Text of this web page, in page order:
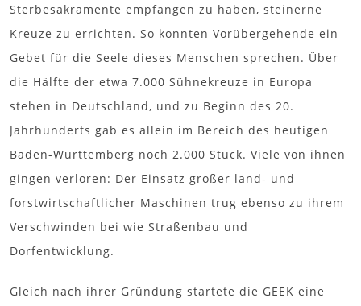
Sterbesakramente empfangen zu haben, steinerne
Kreuze zu errichten. So konnten Vorübergehende ein
Gebet für die Seele dieses Menschen sprechen. Über
die Hälfte der etwa 7.000 Sühnekreuze in Europa
stehen in Deutschland, und zu Beginn des 20.
Jahrhunderts gab es allein im Bereich des heutigen
Baden-Württemberg noch 2.000 Stück. Viele von ihnen
gingen verloren: Der Einsatz großer land- und
forstwirtschaftlicher Maschinen trug ebenso zu ihrem
Verschwinden bei wie Straßenbau und
Dorfentwicklung.
Gleich nach ihrer Gründung startete die GEEK eine